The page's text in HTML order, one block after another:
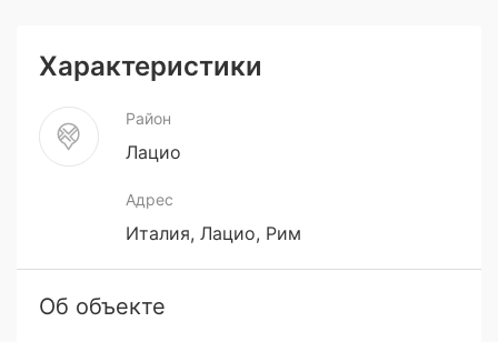
Характеристики
Район
Лацио
Адрес
Италия, Лацио, Рим
Об объекте